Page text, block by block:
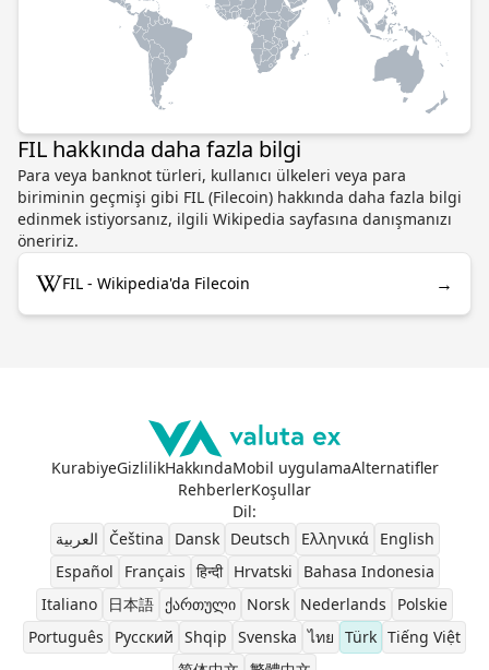
FIL hakkında daha fazla bilgi
Para veya banknot türleri, kullanıcı ülkeleri veya para
biriminin geçmişi gibi FIL (Filecoin) hakkında daha fazla bilgi
edinmek istiyorsanız, ilgili Wikipedia sayfasına danışmanızı
öneririz.
FIL - Wikipedia'da Filecoin →
KurabiyeGizlilikHakkındaMobil uygulamaAlternatifler
RehberlerKoşullar
Dil:
العربية
Čeština Dansk Deutsch Ελληνικά
English
Español
Français हिन्दी Hrvatski
Bahasa Indonesia
Italiano
日本語 ქართული Norsk Nederlands
Polskie
Português
Pусский Shqip Svenska ไทย Türk Tiếng Việt